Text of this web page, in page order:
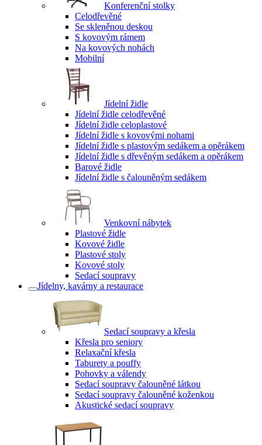
Konferenční stolky
Celodřevěné
Se skleněnou deskou
S kovovým rámem
Na kovových nohách
Mobilní
Jídelní židle
Jídelní židle celodřevěné
Jídelní židle celoplastové
Jídelní židle s kovovými nohami
Jídelní židle s plastovým sedákem a opěrákem
Jídelní židle s dřevěným sedákem a opěrákem
Barové židle
Jídelní židle s čalouněným sedákem
Venkovní nábytek
Plastové židle
Kovové židle
Plastové stoly
Kovové stoly
Sedací soupravy
Jídelny, kavárny a restaurace
Sedací soupravy a křesla
Křesla pro seniory
Relaxační křesla
Taburety a pouffy
Pohovky a válendy
Sedací soupravy čalouněné látkou
Sedací soupravy čalouněné koženkou
Akustické sedací soupravy